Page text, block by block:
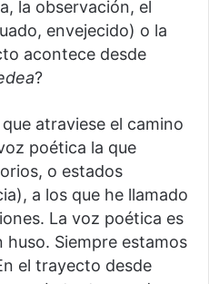
la observación, el
envejecido) o la
acontece desde
?
atraviese el camino
poética la que
o estados
a los que he llamado
La voz poética es
huso. Siempre estamos
el trayecto desde